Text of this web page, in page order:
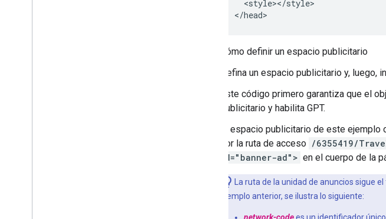
  <style></style>
</head>
Cómo definir un espacio publicitario
Defina un espacio publicitario y, luego,
Este código primero garantiza que el
publicitario y habilita GPT.
El espacio publicitario de este ejemplo
por la ruta de acceso /6355419/
id="banner-ad"> en el cuerpo de la
La ruta de la unidad de anuncios sigue
ejemplo anterior, se ilustra lo siguiente: